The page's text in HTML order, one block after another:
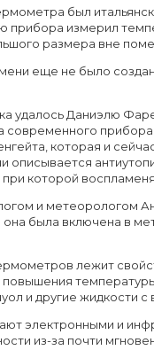
был
прибора измерил
размера вне
еще не было
удалось Даниэлю
современного
которая и
описывается
которой
и метеорологом
была включена в
лежит
повышения
и другие
электронными и
из-за почти